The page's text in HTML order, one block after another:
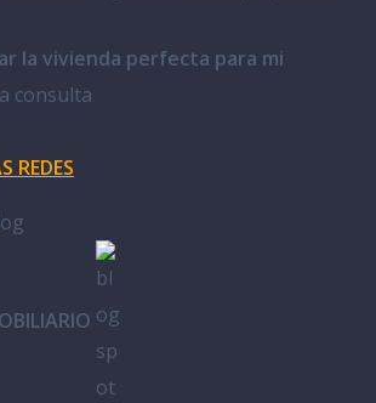
la vivienda perfecta para mi
consulta
REDES